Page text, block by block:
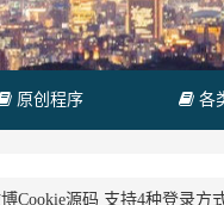
原创程序 各
Cookie源码 支持4种登录方